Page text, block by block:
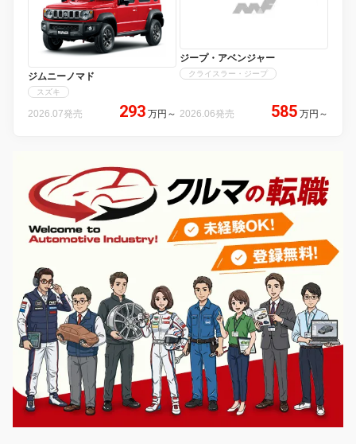
ジムニーノマド
スズキ
2026.07発売 293 万円 ～
ジープ・アベンジャー
クライスラー・ジープ
2026.06発売 585 万円 ～